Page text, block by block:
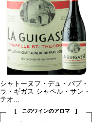
シャトーヌフ・デュ・パプ・
ラ・ギガス シャペル・サン・
テオ...
[ このワインのアロマ ]